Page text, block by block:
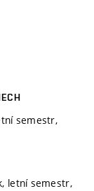
semestr,
letní semestr,